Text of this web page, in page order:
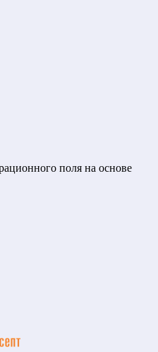
поля на основе